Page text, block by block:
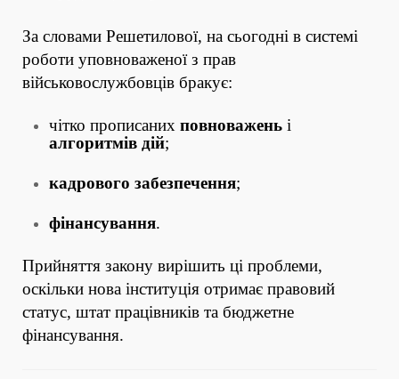
За словами Решетилової, на сьогодні в системі
роботи уповноваженої з прав
військовослужбовців бракує:
чітко прописаних повноважень і
алгоритмів дій;
кадрового забезпечення;
фінансування.
Прийняття закону вирішить ці проблеми,
оскільки нова інституція отримає правовий
статус, штат працівників та бюджетне
фінансування.